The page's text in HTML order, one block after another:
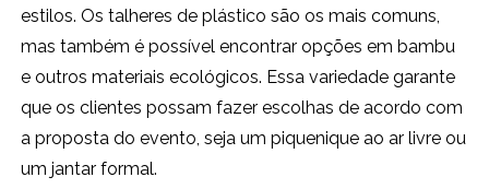
estilos. Os talheres de plástico são os mais comuns,
mas também é possível encontrar opções em bambu
e outros materiais ecológicos. Essa variedade garante
que os clientes possam fazer escolhas de acordo com
a proposta do evento, seja um piquenique ao ar livre ou
um jantar formal.